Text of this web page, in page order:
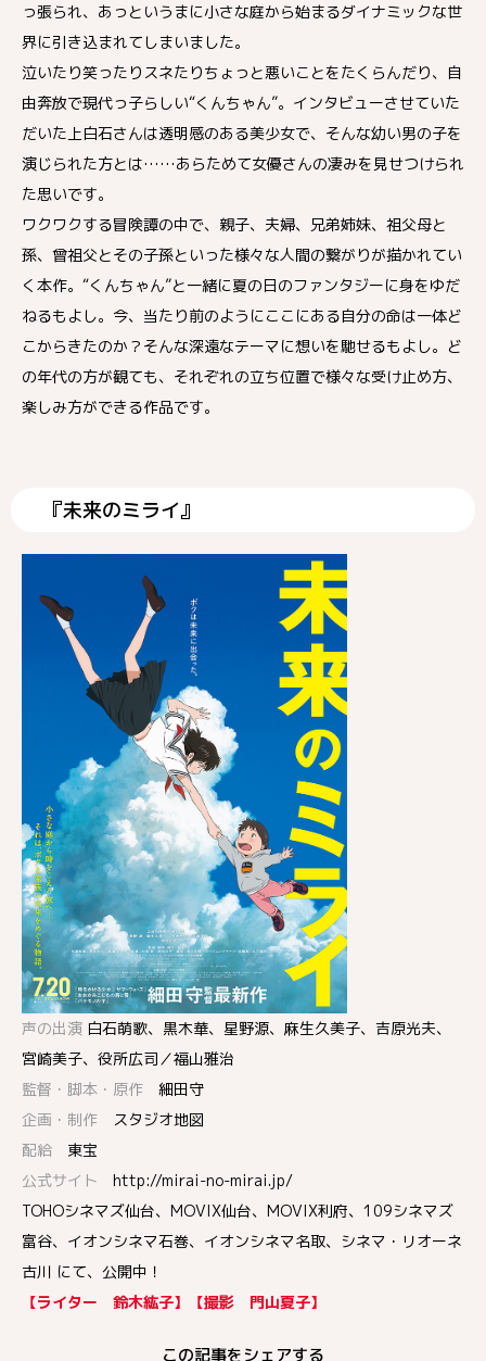
っ張られ、あっというまに小さな庭から始まるダイナミックな世
界に引き込まれてしまいました。
泣いたり笑ったりスネたりちょっと悪いことをたくらんだり、自
由奔放で現代っ子らしい“くんちゃん”。インタビューさせていた
だいた上白石さんは透明感のある美少女で、そんな幼い男の子を
演じられた方とは……あらためて女優さんの凄みを見せつけられ
た思いです。
ワクワクする冒険譚の中で、親子、夫婦、兄弟姉妹、祖父母と
孫、曾祖父とその子孫といった様々な人間の繋がりが描かれてい
く本作。“くんちゃん”と一緒に夏の日のファンタジーに身をゆだ
ねるもよし。今、当たり前のようにここにある自分の命は一体ど
こからきたのか？そんな深遠なテーマに想いを馳せるもよし。ど
の年代の方が観ても、それぞれの立ち位置で様々な受け止め方、
楽しみ方ができる作品です。
『未来のミライ』
声の出演 白石萌歌、黒木華、星野源、麻生久美子、吉原光夫、
宮崎美子、役所広司／福山雅治
監督・脚本・原作 細田守
企画・制作 スタジオ地図
配給 東宝
公式サイト http://mirai-no-mirai.jp/
TOHOシネマズ仙台、MOVIX仙台、MOVIX利府、109シネマズ
富谷、イオンシネマ石巻、イオンシネマ名取、シネマ・リオーネ
古川 にて、公開中！
【ライター 鈴木紘子】【撮影 門山夏子】
この記事をシェアする